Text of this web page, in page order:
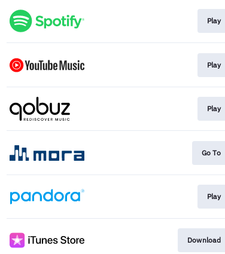
Play
Play
Play
Go To
Play
Download